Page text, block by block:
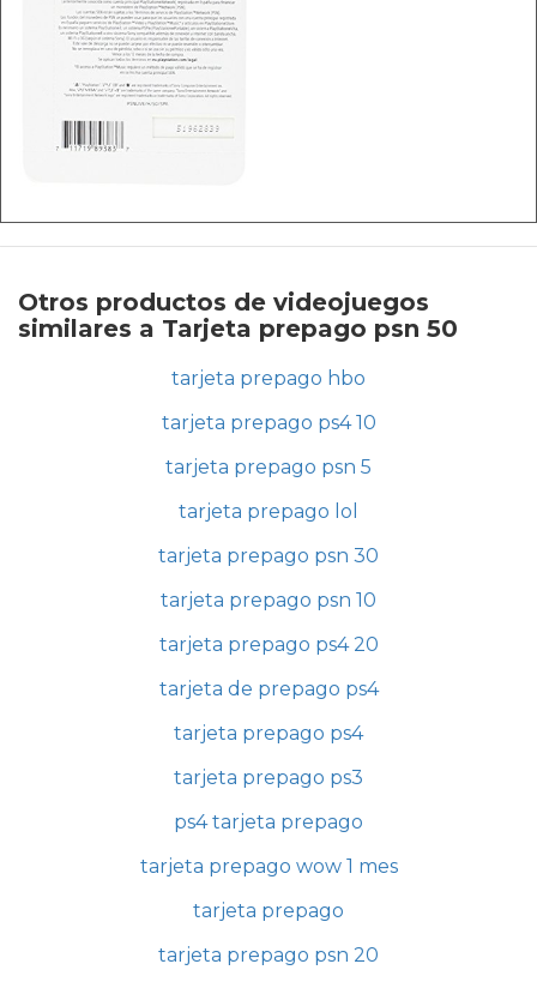
Otros productos de videojuegos
similares a Tarjeta prepago psn 50
tarjeta prepago hbo
tarjeta prepago ps4 10
tarjeta prepago psn 5
tarjeta prepago lol
tarjeta prepago psn 30
tarjeta prepago psn 10
tarjeta prepago ps4 20
tarjeta de prepago ps4
tarjeta prepago ps4
tarjeta prepago ps3
ps4 tarjeta prepago
tarjeta prepago wow 1 mes
tarjeta prepago
tarjeta prepago psn 20